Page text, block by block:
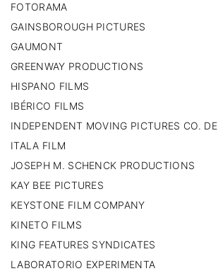
FOTORAMA
GAINSBOROUGH PICTURES
GAUMONT
GREENWAY PRODUCTIONS
HISPANO FILMS
IBÉRICO FILMS
INDEPENDENT MOVING PICTURES CO.
ITALA FILM
JOSEPH M. SCHENCK PRODUCTIONS
KAY BEE PICTURES
KEYSTONE FILM COMPANY
KINETO FILMS
KING FEATURES SYNDICATES
LABORATORIO EXPERIMENTA